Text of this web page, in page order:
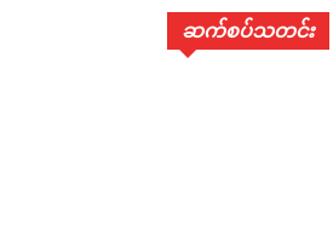
ဆက်စပ်သတင်း